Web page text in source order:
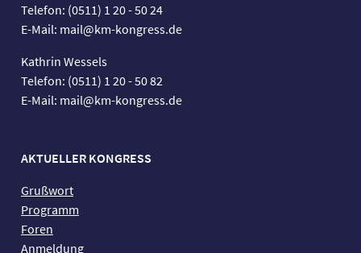
Telefon: (0511) 1 20 - 50 24
E-Mail: mail@km-kongress.de
Kathrin Wessels
Telefon: (0511) 1 20 - 50 82
E-Mail: mail@km-kongress.de
AKTUELLER KONGRESS
Grußwort
Programm
Foren
Anmeldung